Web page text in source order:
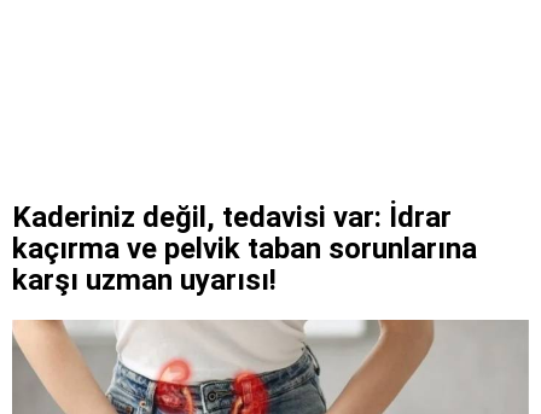
Kaderiniz değil, tedavisi var: İdrar
kaçırma ve pelvik taban sorunlarına
karşı uzman uyarısı!